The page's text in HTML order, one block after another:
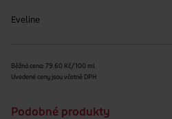
Eveline
Běžná cena: 79.60 Kč/100 ml
Uvedené ceny jsou včetně DPH
Podobné produkty